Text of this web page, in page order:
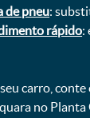
de pneu:
rápido:
carro,
no